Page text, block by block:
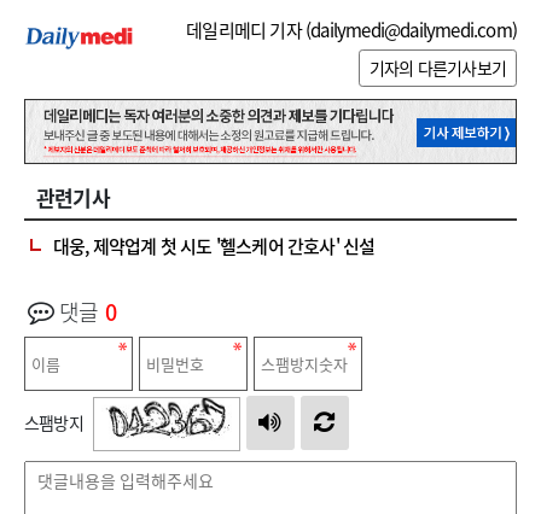
데일리메디 기자 (dailymedi@dailymedi.com)
기자의 다른기사보기
관련기사
대웅, 제약업계 첫 시도 '헬스케어 간호사' 신설
댓글 0
스팸방지